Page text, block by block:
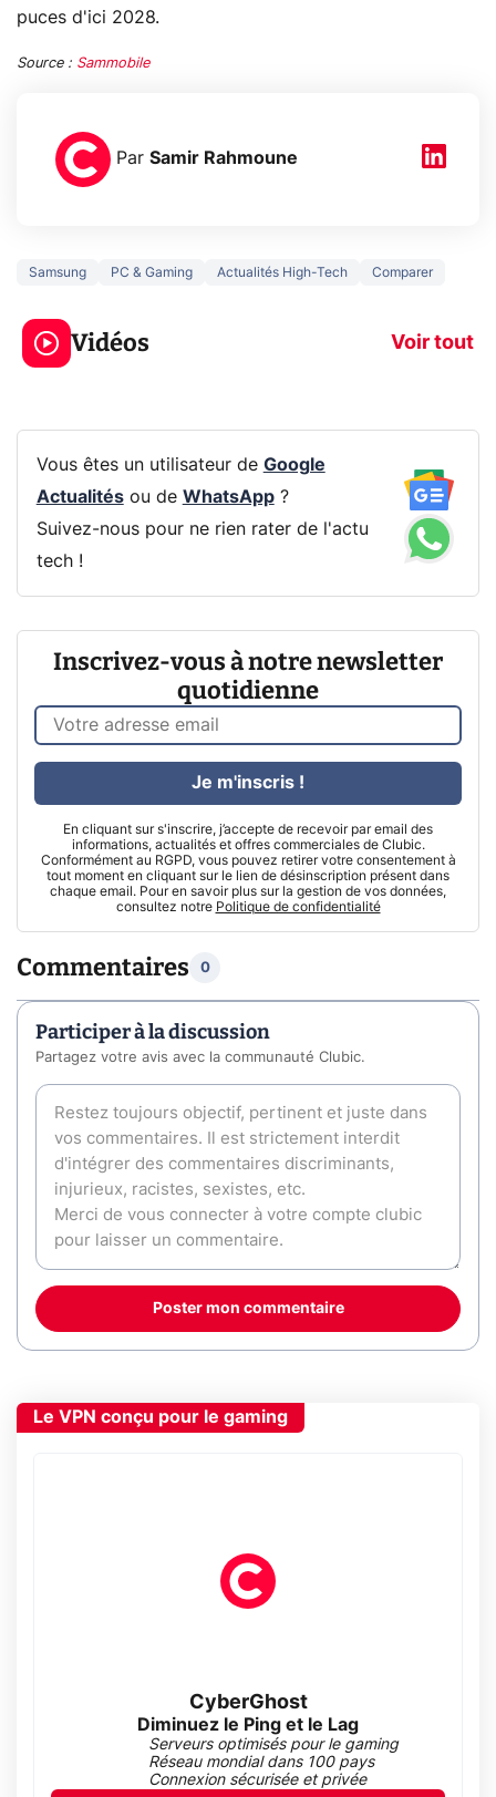
puces d'ici 2028.
Source : Sammobile
Par Samir Rahmoune
Samsung PC & Gaming Actualités High-Tech Comparer
Vidéos Voir tout
3 écrans en 1 pour
319€ ? Voici L'AOC
CQ32G4ZA !
5
prochaine
Vous êtes un utilisateur de Google
Actualitésou de WhatsApp?
Suivez-nous pour ne rien rater de l'actu
tech !
Inscrivez-vous à notre newsletter
quotidienne
En cliquant sur s'inscrire, j’accepte de recevoir par email des
informations, actualités et offres commerciales de Clubic.
Conformément au RGPD, vous pouvez retirer votre consentement à
tout moment en cliquant sur le lien de désinscription présent dans
chaque email. Pour en savoir plus sur la gestion de vos données,
consultez notre Politique de confidentialité
Je m'inscris !
Commentaires 0
Participer à la discussion
Partagez votre avis avec la communauté Clubic.
Poster mon commentaire
Le VPN conçu pour le gaming
CyberGhost
Diminuez le Ping et le Lag
Serveurs optimisés pour le gaming
Réseau mondial dans 100 pays
Connexion sécurisée et privée